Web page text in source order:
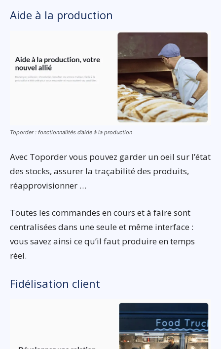
Aide à la production
Toporder : fonctionnalités d’aide à la production
Avec Toporder vous pouvez garder un oeil sur l’état
des stocks, assurer la traçabilité des produits,
réapprovisionner …
Toutes les commandes en cours et à faire sont
centralisées dans une seule et même interface :
vous savez ainsi ce qu’il faut produire en temps
réel.
Fidélisation client